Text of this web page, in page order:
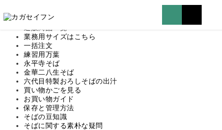
TOP
業務用サイズはこちら
一括注文
練習用万葉
永平寺そば
金華二八生そば
六代目特製おろしそばの出汁
買い物かごを見る
お買い物ガイド
保存と管理方法
そばの豆知識
そばに関する素朴な疑問